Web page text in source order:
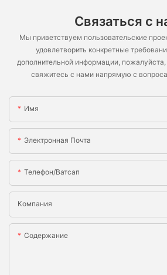
Связаться с
Мы приветствуем пользовательские
удовлетворить конкретные
дополнительной информации,
свяжитесь с нами напрямую с
Имя
Электронная Почта
Телефон/ватсап
Компания
Содержание